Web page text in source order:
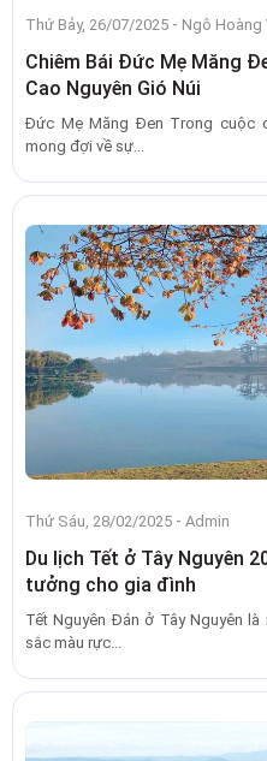
Thứ Bảy, 26/07/2025 - Ngô Hoàng
Chiêm Bái Đức Mẹ Măng
Cao Nguyên Gió Núi
Đức Mẹ Măng Đen Trong cuộc
mong đợi về sự...
Thứ Sáu, 28/02/2025 - Admin
Du lịch Tết ở Tây Nguyên
tưởng cho gia đình
Tết Nguyên Đán ở Tây Nguyên
sắc màu rực...